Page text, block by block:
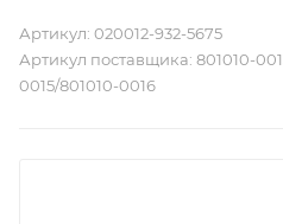
Артикул: 020012-932-5675
Артикул поставщика: 801010-
0015/801010-0016